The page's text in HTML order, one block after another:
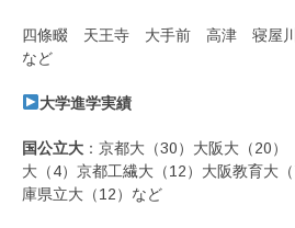
四條畷 天王寺 大手前 高津 寝
など
大学進学実績
国公立大 ：京都大（30）大阪大（20
大（4）京都工繊大（12）大阪教育大
庫県立大（12）など